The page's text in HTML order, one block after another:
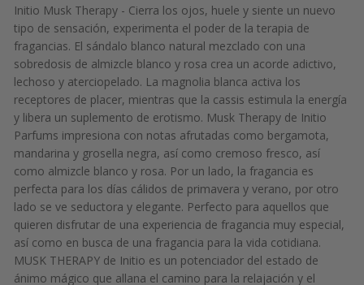
Initio Musk Therapy - Cierra los ojos, huele y siente un nuevo
tipo de sensación, experimenta el poder de la terapia de
fragancias. El sándalo blanco natural mezclado con una
sobredosis de almizcle blanco y rosa crea un acorde adictivo,
lechoso y aterciopelado. La magnolia blanca activa los
receptores de placer, mientras que la cassis estimula la energía
y libera un suplemento de erotismo. Musk Therapy de Initio
Parfums impresiona con notas afrutadas como bergamota,
mandarina y grosella negra, así como cremoso fresco, así
como almizcle blanco y rosa. Por un lado, la fragancia es
perfecta para los días cálidos de primavera y verano, por otro
lado se ve seductora y elegante. Perfecto para aquellos que
quieren disfrutar de una experiencia de fragancia muy especial,
así como en busca de una fragancia para la vida cotidiana.
MUSK THERAPY de Initio es un potenciador del estado de
ánimo mágico que allana el camino para la relajación y el